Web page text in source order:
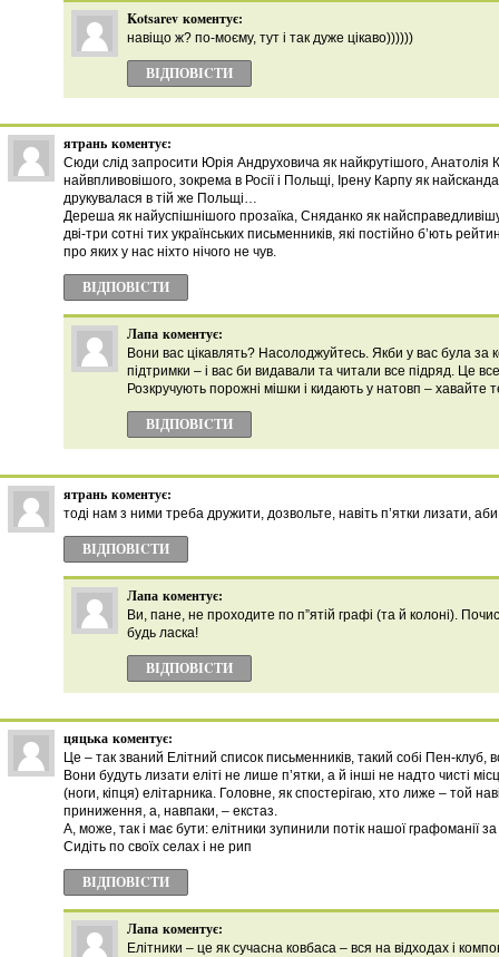
Kotsarev коментує:
навіщо ж? по-моєму, тут і так дуже цікаво))))))
ВІДПОВІCТИ
ятрань коментує:
Сюди слід запросити Юрія Андруховича як найкрутішого, Анатолія
найвпливовішого, зокрема в Росії і Польщі, Ірену Карпу як
друкувалася в тій же Польщі…
Дереша як найуспішнішого прозаїка, Сняданко як
дві-три сотні тих українських письменників, які постійно б’ють
про яких у нас ніхто нічого не чув.
ВІДПОВІCТИ
Лапа коментує:
Вони вас цікавлять? Насолоджуйтесь. Якби у вас була за
підтримки – і вас би видавали та читали все підряд. Це все
Розкручують порожні мішки і кидають у натовп – хавайте
ВІДПОВІCТИ
ятрань коментує:
тоді нам з ними треба дружити, дозвольте, навіть п’ятки лизати,
ВІДПОВІCТИ
Лапа коментує:
Ви, пане, не проходите по п”ятій графі (та й колоні).
будь ласка!
ВІДПОВІCТИ
цяцька коментує:
Це – так званий Елітний список письменників, такий собі Пен-клуб,
Вони будуть лизати еліті не лише п’ятки, а й інші не надто чисті
(ноги, кіпця) елітарника. Головне, як спостерігаю, хто лиже – той
приниження, а, навпаки, – екстаз.
А, може, так і має бути: елітники зупинили потік нашої графоманії
Сидіть по своїх селах і не рип
ВІДПОВІCТИ
Лапа коментує:
Елітники – це як сучасна ковбаса – вся на відходах і